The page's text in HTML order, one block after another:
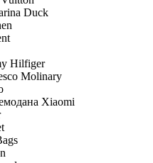
Duck
Hilfiger
Molinary
Xiaomi